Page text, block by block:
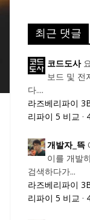
최근 댓글
코드도사
보드 및 전
다....
라즈베리파이
리파이 5 비교 ·
개발자_뜩
이를 개발
검색하다가...
라즈베리파이
리파이 5 비교 ·